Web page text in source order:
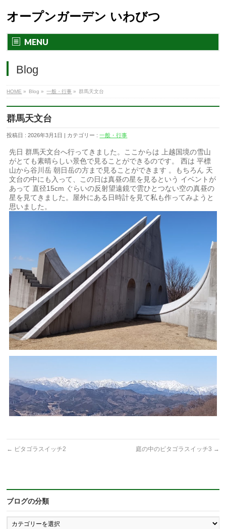
オープンガーデン いわびつ
MENU
Blog
HOME » Blog » 一般・行事 » 群馬天文台
群馬天文台
投稿日 : 2026年3月1日 | カテゴリー :一般・行事
先日 群馬天文台へ行ってきました。ここからは 上越国境の雪山
がとても素晴らしい景色で見ることができるのです。 西は 平標
山から谷川岳 朝日岳の方まで見ることができます 。もちろん 天
文台の中にも入って、この日は真昼の星を見るという イベントが
あって 直径15cm ぐらいの反射望遠鏡で雲ひとつない空の真昼の
星を見てきました。屋外にある日時計を見て私も作ってみようと
思いました。
← ピタゴラスイッチ2 庭の中のピタゴラスイッチ3 →
ブログの分類
ブ
ロ